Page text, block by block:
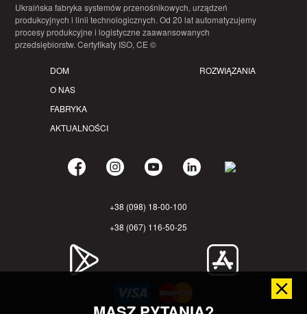
Ukraińska fabryka systemów przenośnikowych, urządzeń
produkcyjnych i linii technologicznych. Od 20 lat automatyzujemy
procesy produkcyjne i logistyczne zaawansowanych
przedsiębiorstw. Certyfikaty ISO, CE ©
DOM
O NAS
FABRYKA
AKTUALNOŚCI
ROZWIĄZANIA
+38 (098) 18-00-100
+38 (067) 116-50-25